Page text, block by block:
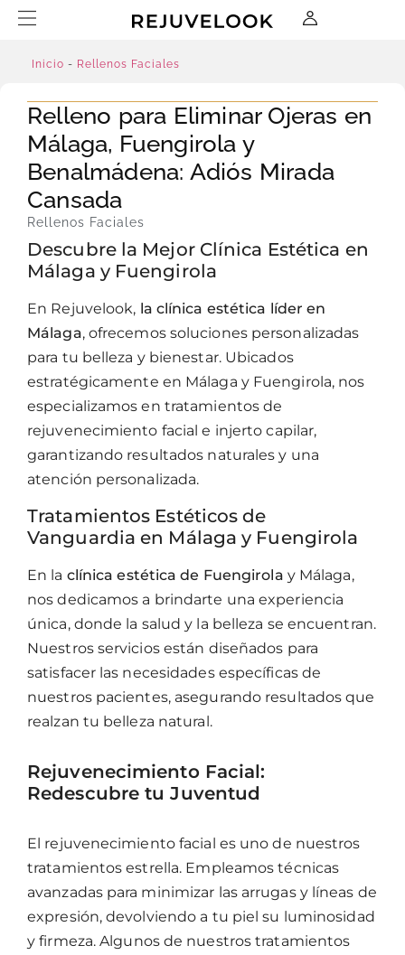
Inicio - Rellenos Faciales
Relleno para Eliminar Ojeras en
Málaga, Fuengirola y
Benalmádena: Adiós Mirada
Cansada
Rellenos Faciales
Descubre la Mejor Clínica Estética en
Málaga y Fuengirola
En Rejuvelook, la clínica estética líder en
Málaga, ofrecemos soluciones personalizadas
para tu belleza y bienestar. Ubicados
estratégicamente en Málaga y Fuengirola, nos
especializamos en tratamientos de
rejuvenecimiento facial e injerto capilar,
garantizando resultados naturales y una
atención personalizada.
Tratamientos Estéticos de
Vanguardia en Málaga y Fuengirola
En la clínica estética de Fuengirola y Málaga,
nos dedicamos a brindarte una experiencia
única, donde la salud y la belleza se encuentran.
Nuestros servicios están diseñados para
satisfacer las necesidades específicas de
nuestros pacientes, asegurando resultados que
realzan tu belleza natural.
Rejuvenecimiento Facial:
Redescubre tu Juventud
El rejuvenecimiento facial es uno de nuestros
tratamientos estrella. Empleamos técnicas
avanzadas para minimizar las arrugas y líneas de
expresión, devolviendo a tu piel su luminosidad
y firmeza. Algunos de nuestros tratamientos